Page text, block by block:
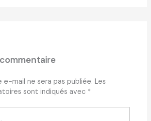
e-mail ne sera pas publiée. Les
sont indiqués avec *